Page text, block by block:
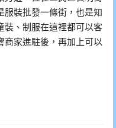
服裝批發一條街，也是知
裝、制服在這裡都可以客
商家進駐後，再加上可以